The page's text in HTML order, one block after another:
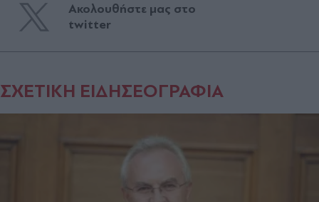
Ακολουθήστε μας στο
twitter
ΣΧΕΤΙΚΗ ΕΙΔΗΣΕΟΓΡΑΦΙΑ